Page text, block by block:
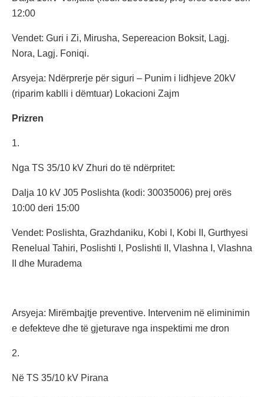
12:00
Vendet: Guri i Zi, Mirusha, Sepereacion Boksit, Lagj.
Nora, Lagj. Foniqi.
Arsyeja: Ndërprerje për siguri – Punim i lidhjeve 20kV
(riparim kablli i dëmtuar) Lokacioni Zajm
Prizren
1.
Nga TS 35/10 kV Zhuri do të ndërpritet:
Dalja 10 kV J05 Poslishta (kodi: 30035006) prej orës
10:00 deri 15:00
Vendet: Poslishta, Grazhdaniku, Kobi I, Kobi II, Gurthyesi
Renelual Tahiri, Poslishti I, Poslishti II, Vlashna I, Vlashna
II dhe Muradema
Arsyeja: Mirëmbajtje preventive. Intervenim në eliminimin
e defekteve dhe të gjeturave nga inspektimi me dron
2.
Në TS 35/10 kV Pirana